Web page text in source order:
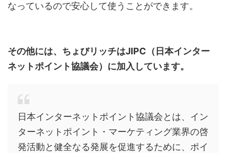
なっているので安心して使うことができます。
その他には、ちょびリッチはJIPC（日本インター
ネットポイント協議会）に加入しています。
日本インターネットポイント協議会とは、イン
ターネットポイント・マーケティング業界の啓
発活動と健全なる発展を促進するために、ポイ